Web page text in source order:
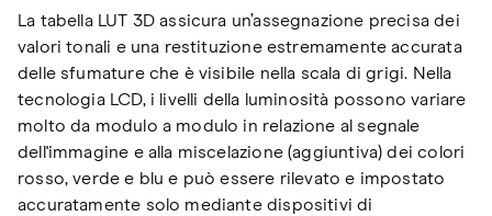
La tabella LUT 3D assicura un’assegnazione precisa dei
valori tonali e una restituzione estremamente accurata
delle sfumature che è visibile nella scala di grigi. Nella
tecnologia LCD, i livelli della luminosità possono variare
molto da modulo a modulo in relazione al segnale
dell'immagine e alla miscelazione (aggiuntiva) dei colori
rosso, verde e blu e può essere rilevato e impostato
accuratamente solo mediante dispositivi di